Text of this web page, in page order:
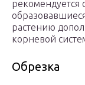
рекомендуется
растению
корневой
Обрезка